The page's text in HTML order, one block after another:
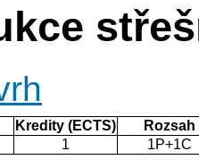
Kredity (ECTS)
Rozsah
1 1P+1C